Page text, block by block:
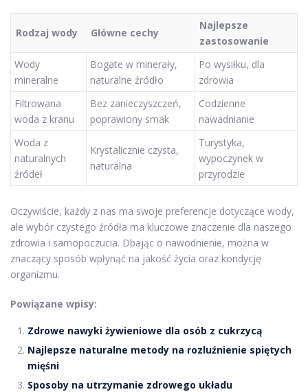
Rodzaj wody Główne cechy
Najlepsze
zastosowanie
Wody
mineralne
Bogate w minerały,
naturalne źródło
Po wysiłku, dla
zdrowia
Filtrowana
woda z kranu
Bez zanieczyszczeń,
poprawiony smak
Codzienne
nawadnianie
Woda z
naturalnych
źródeł
Krystalicznie czysta,
naturalna
Turystyka,
wypoczynek w
przyrodzie
Oczywiście, każdy z nas ma swoje preferencje dotyczące wody,
ale wybór czystego źródła ma kluczowe znaczenie dla naszego
zdrowia i samopoczucia. Dbając o nawodnienie, można w
znaczący sposób wpłynąć na jakość życia oraz kondycję
organizmu.
Powiązane wpisy:
Zdrowe nawyki żywieniowe dla osób z cukrzycą
Najlepsze naturalne metody na rozluźnienie spiętych
mięśni
Sposoby na utrzymanie zdrowego układu